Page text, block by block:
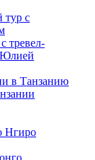
с
тревел-
Юлией
в Танзанию
Нгиро